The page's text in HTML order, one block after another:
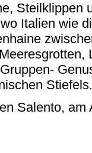
Steilklippen
Italien wie
Stiefels.
Salento,